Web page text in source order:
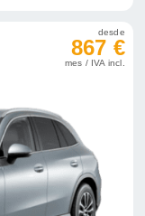
desde
867 €
mes / IVA incl.